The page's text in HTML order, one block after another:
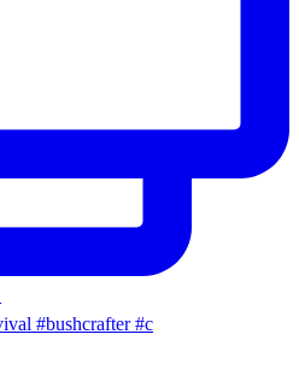
#bushcrafter #c